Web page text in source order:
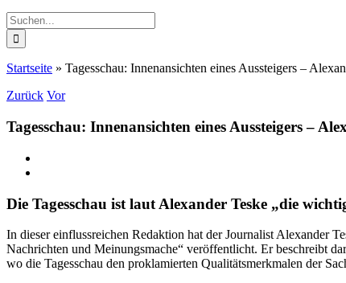
Suche
nach:
Startseite » Tagesschau: Innenansichten eines Aussteigers –
Zurück Vor
Tagesschau: Innenansichten eines Aussteigers –
Die Tagesschau ist laut Alexander Teske „die
In dieser einflussreichen Redaktion hat der Journalist Alexander
Nachrichten und Meinungsmache“ veröffentlicht. Er beschreibt
wo die Tagesschau den proklamierten Qualitätsmerkmalen der